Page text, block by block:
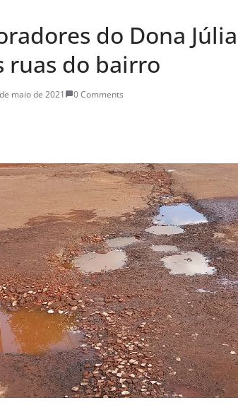
do Dona
ruas do bairro
maio de 2021 0 Comments